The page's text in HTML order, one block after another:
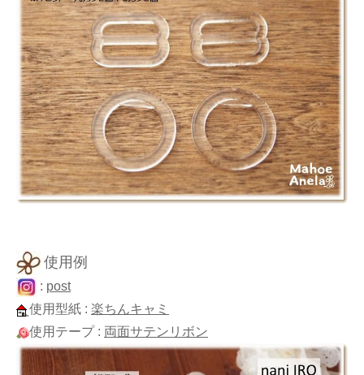
使用例
: post
使用型紙 : 楽ちんキャミ
使用テープ : 両面サテンリボン